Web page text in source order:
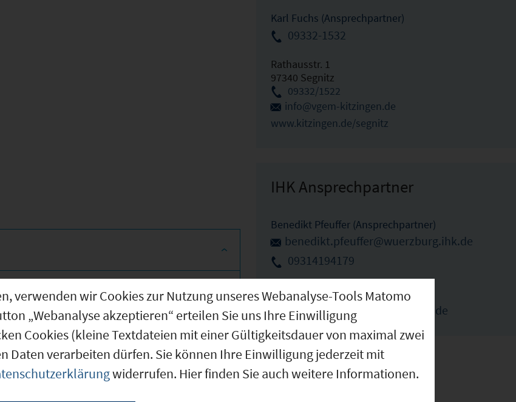
Karl Fuchs (Ansprechpartner)
09332-1532
Rathausstr. 1
97340 Segnitz
09332/1522
info@vgem-kitzingen.de
www.kitzingen.de/segnitz
IHK Ansprechpartner
Benedikt Pfeuffer (Ansprechpartner)
benedikt.pfeuffer@wuerzburg.ihk.de
09314194179
Elka Ivanova (Ansprechpartnerin)
elka.ivanova@wuerzburg.ihk.de
verwenden wir Cookies zur Nutzung unseres Webanalyse-Tools Matomo
„Webanalyse akzeptieren“ erteilen Sie uns Ihre Einwilligung
Cookies (kleine Textdateien mit einer Gültigkeitsdauer von maximal zwei
Daten verarbeiten dürfen. Sie können Ihre Einwilligung jederzeit mit
widerrufen. Hier finden Sie auch weitere Informationen.